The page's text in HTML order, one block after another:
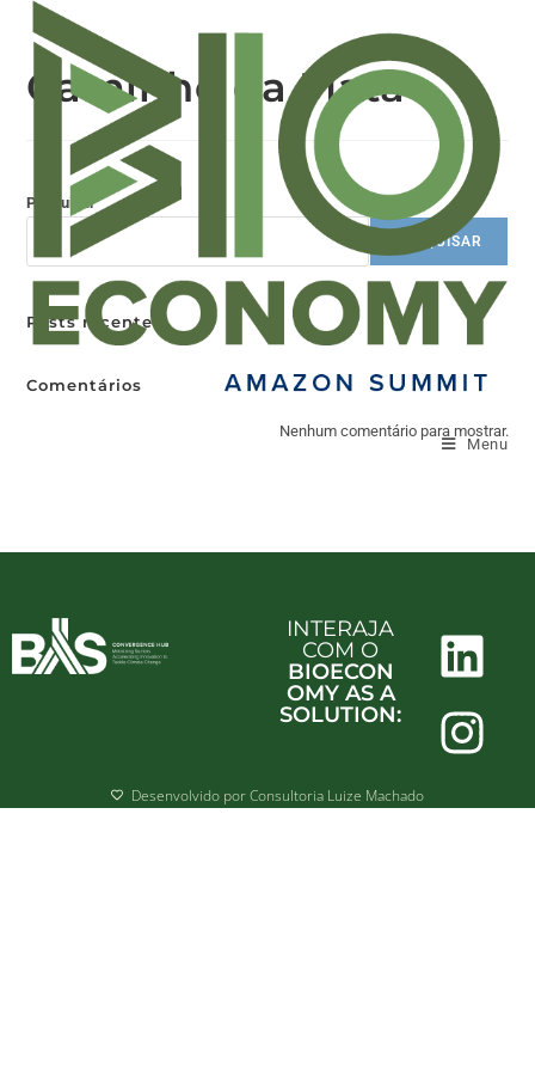
Menu
Caminho da Mata
Pesquisar
PESQUISAR
Posts recentes
Comentários
Nenhum comentário para mostrar.
INTERAJA
COM O
BIOECON
OMY AS A
SOLUTION:
Desenvolvido por Consultoria Luize Machado